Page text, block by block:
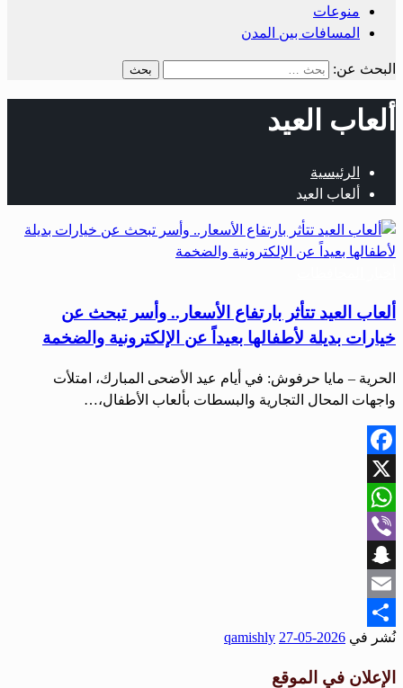
منوعات
المسافات بين المدن
البحث عن:
ألعاب العيد
الرئيسية
ألعاب العيد
ألعاب العيد تتأثر بارتفاع الأسعار.. وأسر تبحث عن
خيارات بديلة لأطفالها بعيداً عن الإلكترونية والضخمة
الحرية – مايا حرفوش: في أيام عيد الأضحى المبارك، امتلأت
واجهات المحال التجارية والبسطات بألعاب الأطفال،…
Facebook
X
WhatsApp
Viber
Snapchat
Email
Share
نُشر في 2026-05-27
qamishly
الإعلان في الموقع